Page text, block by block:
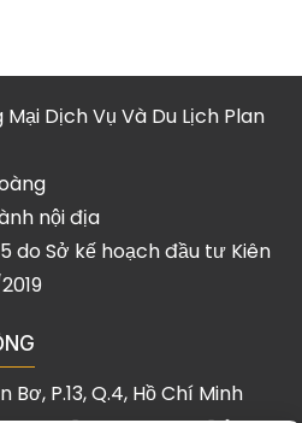
Dịch Vụ Và Du Lịch Plan
nội địa
do Sở kế hoạch đầu tư Kiên
P.13, Q.4, Hồ Chí Minh